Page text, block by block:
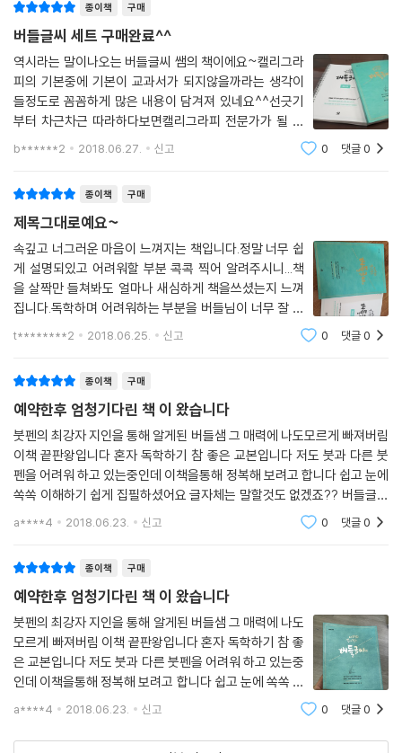
종이책 구매
버들글씨 세트 구매완료^^
역시라는 말이나오는 버들글씨 쌤의 책이에요~캘리그라
피의 기본중에 기본이 교과서가 되지않을까라는 생각이
들정도로 꼼꼼하게 많은 내용이 담겨져 있네요^^선긋기
부터 차근차근 따라하다보면캘리그라피 전문가가 될 것
같은 느낌적인 느낌♡같이 구매한 연습노트는 페이지표
b******2 2018.06.27. 신고 0 댓글0
종이책 구매
제목그대로예요~
속깊고 너그러운 마음이 느껴지는 책입니다.정말 너무 쉽
게 설명되있고 어려워할 부분 콕콕 찍어 알려주시니...책
을 살짝만 들쳐봐도 얼마나 새심하게 책을쓰셨는지 느껴
집니다.독학하며 어려워하는 부분을 버들님이 너무 잘 이
해할수 있게 설명과 따라쓰기를 해주셔서 많은 도움 받을
t********2 2018.06.25. 신고 0 댓글0
종이책 구매
예약한후 엄청기다린 책 이 왔습니다
붓펜의 최강자 지인을 통해 알게된 버들샘 그 매력에 나도모르게 빠져버림
이책 끝판왕입니다 혼자 독학하기 참 좋은 교본입니다 저도 붓과 다른 붓
펜을 어려워 하고 있는중인데 이책을통해 정복해 보려고 합니다 쉽고 눈에
쏙쏙 이해하기 쉽게 집필하셨어요 글자체는 말할것도 없겠죠?? 버들글씨
체 짱입니다 근데 저는 1도 관련없는 사람입니다 키키 강추입니다 시작하
a****4 2018.06.23. 신고 0 댓글0
종이책 구매
예약한후 엄청기다린 책 이 왔습니다
붓펜의 최강자 지인을 통해 알게된 버들샘 그 매력에 나도
모르게 빠져버림 이책 끝판왕입니다 혼자 독학하기 참 좋
은 교본입니다 저도 붓과 다른 붓펜을 어려워 하고 있는중
인데 이책을통해 정복해 보려고 합니다 쉽고 눈에 쏙쏙 이
해하기 쉽게 집필하셨어요 글자체는 말할것도 없겠죠??
키키 강추입니다 시작하십시오 버들글씨가
a****4 2018.06.23. 신고 0 댓글0